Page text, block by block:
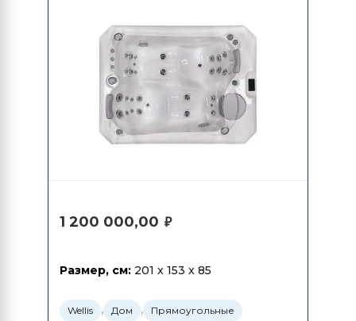
1 200 000,00 ₽
Размер, см: 201 x 153 x 85
Wellis , Дом , Прямоугольные